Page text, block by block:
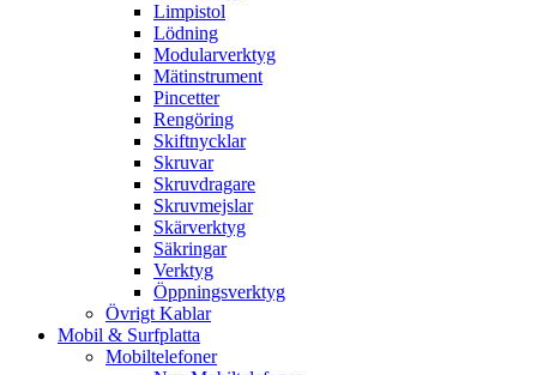
Limpistol
Lödning
Modularverktyg
Mätinstrument
Pincetter
Rengöring
Skiftnycklar
Skruvar
Skruvdragare
Skruvmejslar
Skärverktyg
Säkringar
Verktyg
Öppningsverktyg
Övrigt Kablar
Mobil & Surfplatta
Mobiltelefoner